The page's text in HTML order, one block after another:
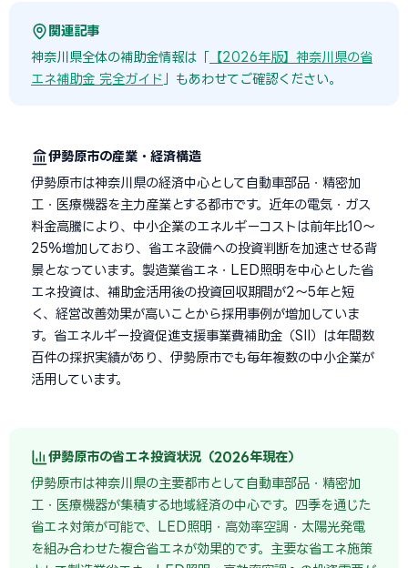
関連記事
神奈川県全体の補助金情報は「
【2026年版】神奈川県の省
エネ補助金 完全ガイド 」もあわせてご確認ください。
伊勢原市の産業・経済構造
伊勢原市は神奈川県の経済中心として自動車部品・精密加
工・医療機器を主力産業とする都市です。近年の電気・ガス
料金高騰により、中小企業のエネルギーコストは前年比10〜
25%増加しており、省エネ設備への投資判断を加速させる背
景となっています。製造業省エネ・LED照明を中心とした省
エネ投資は、補助金活用後の投資回収期間が2〜5年と短
く、経営改善効果が高いことから採用事例が増加していま
す。省エネルギー投資促進支援事業費補助金（SII）は年間数
百件の採択実績があり、伊勢原市でも毎年複数の中小企業が
活用しています。
伊勢原市の省エネ投資状況（2026年現在）
伊勢原市は神奈川県の主要都市として自動車部品・精密加
工・医療機器が集積する地域経済の中心です。四季を通じた
省エネ対策が可能で、LED照明・高効率空調・太陽光発電
を組み合わせた複合省エネが効果的です。主要な省エネ施策